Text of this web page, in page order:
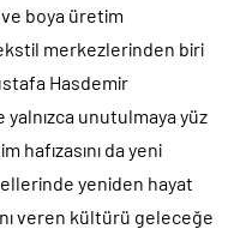
boya üretim
merkezlerinden biri
Hasdemir
yalnızca unutulmaya yüz
hafızasını da yeni
yeniden hayat
veren kültürü geleceğe